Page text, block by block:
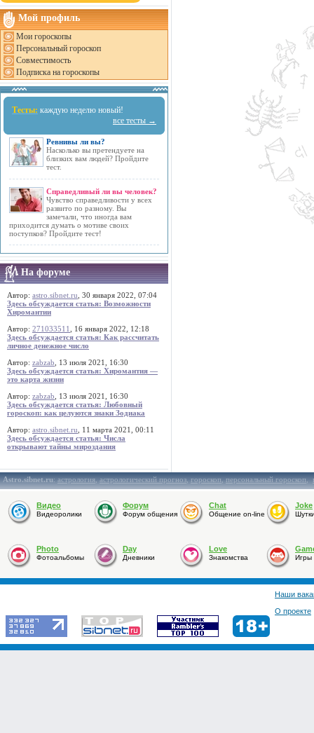
Мой профиль
Мои гороскопы
Персональный гороскоп
Совместимость
Подписка на гороскопы
Тесты: каждую неделю новый!
все тесты →
Ревнивы ли вы?
Насколько вы претендуете на
близких вам людей? Пройдите
тест.
Справедливый ли вы человек?
Чувство справедливости у всех
развито по разному. Вы
замечали, что иногда вам
приходится думать о мотиве своих
поступков? Пройдите тест!
На форуме
Автор: astro.sibnet.ru , 30 января 2022, 07:04
Здесь обсуждается статья: Возможности
Хиромантии
Автор: 271033511
, 16 января 2022, 12:18
Здесь обсуждается статья: Как рассчитать
личное денежное число
Автор: zabzab , 13 июля 2021, 16:30
Здесь обсуждается статья: Хиромантия —
это карта жизни
Автор: zabzab , 13 июля 2021, 16:30
Здесь обсуждается статья: Любовный
гороскоп: как целуются знаки Зодиака
Автор: astro.sibnet.ru , 11 марта 2021, 00:11
Здесь обсуждается статья: Числа
открывают тайны мироздания
Astro.sibnet.ru:астрология,астрологический прогноз,гороскоп,персональный гороскоп,
Видео
Видеоролики
Форум
Форум общения
Chat
Общение on-line
Joke
Photo
Фотоальбомы
Day
Дневники
Love
Знакомства Игры
Наши
О проекте